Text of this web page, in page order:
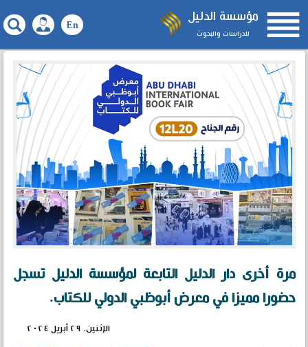
مؤسسة الدليل
للدراسات والبحوث 
مرة أخرى دار الدليل التابعة لمؤسسة الدليل تسجل
حضورا مميزا في معرض أبوظبي الدولي للكتاب.
الإثنين، ٢٩ أبريل ٢٠٢٤